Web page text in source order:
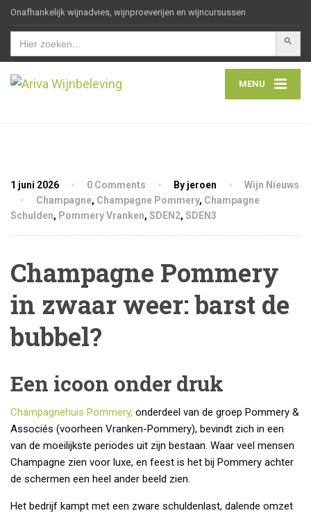
Onafhankelijk wijnadvies, wijnproeverijen en wijncursussen
Zoek
naar:
MENU
1 juni 2026 0 Comments By jeroen
Wijn Nieuws
Champagne, Champagne Pommery, Champagne
Schulden, Pommery Vranken, SDEN2, SDEN3
Champagne Pommery
in zwaar weer: barst de
bubbel?
Een icoon onder druk
Champagnehuis Pommery, onderdeel van de groep Pommery &
Associés (voorheen Vranken-Pommery), bevindt zich in een
van de moeilijkste periodes uit zijn bestaan. Waar veel mensen
Champagne zien voor luxe, en feest is het bij Pommery achter
de schermen een heel ander beeld zien.
Het bedrijf kampt met een zware schuldenlast, dalende omzet